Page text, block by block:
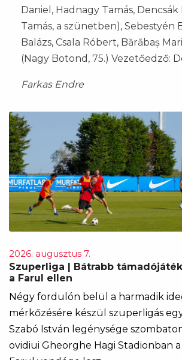
Daniel, Hadnagy Tamás,
Tamás, a szünetben), Sebestyén
Balázs, Csala Róbert, Bărăbaș
(Nagy Botond, 75.) Vezetőedző:
Farkas Endre
2026. augusztus 7.
Szuperliga | Bátrabb
a Farul ellen
Négy fordulón belül a harmadik
mérkőzésére készül szuperligás
Szabó István legénysége
ovidiui Gheorghe Hagi Stadionban